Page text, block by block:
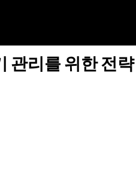
관리를 위한 전략